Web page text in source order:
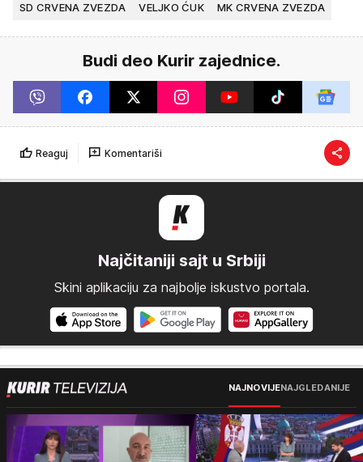
SD CRVENA ZVEZDA VELJKO ĆUK MK CRVENA ZVEZDA
Budi deo Kurir zajednice.
Reaguj Komentariši
Najčitaniji sajt u Srbiji
Skini aplikaciju za najbolje iskustvo portala.
NAJNOVIJENAJGLEDANIJE